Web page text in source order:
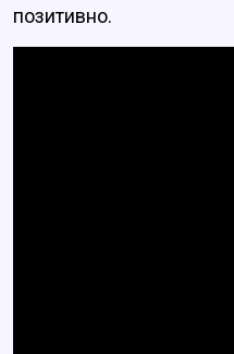
позитивно.